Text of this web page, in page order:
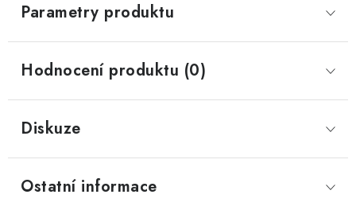
Parametry produktu
Hodnocení produktu (0)
Diskuze
Ostatní informace